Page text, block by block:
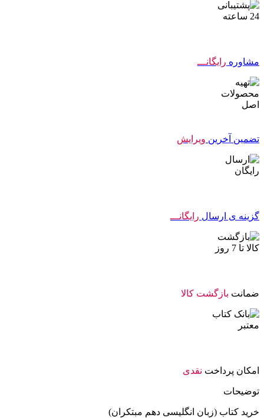
مشاوره رایگانـــ
تضمین آخرین ویرایش
گزینه ی ارسال رایگانـــ
ضمانت بازگشت کالا
امکان پرداخت نقدی
توضیحات
خرید کتاب (زبان انگلیسی دهم مبتکران)